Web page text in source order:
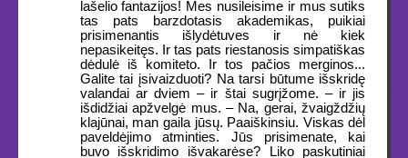
lašelio fantazijos! Mes nusileisime ir mus sutiks
tas pats barzdotasis akademikas, puikiai
prisimenantis išlydėtuves ir nė kiek
nepasikeitęs. Ir tas pats riestanosis simpatiškas
dėdulė iš komiteto. Ir tos pačios merginos...
Galite tai įsivaizduoti? Na tarsi būtume išskridę
valandai ar dviem – ir štai sugrįžome. – ir jis
išdidžiai apžvelgė mus. – Na, gerai, žvaigždžių
klajūnai, man gaila jūsų. Paaiškinsiu. Viskas dėl
paveldėjimo atminties. Jūs prisimenate, kai
buvo išskridimo išvakarėse? Liko paskutiniai